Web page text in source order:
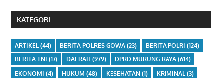
KATEGORI
ARTIKEL(44) BERITA POLRES GOWA(23) BERITA POLRI (124)
BERITA TNI (17) DAERAH (979) DPRD MURUNG RAYA(614)
EKONOMI (4) HUKUM (48) KESEHATAN(1) KRIMINAL (3)